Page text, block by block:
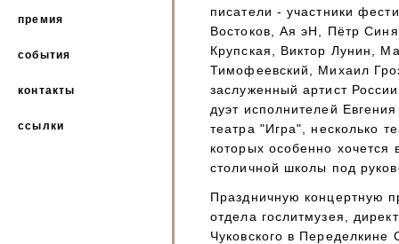
премия
события
контакты
ссылки
писатели - участники
Востоков, Ая эН, Пётр
Крупская, Виктор Лунин,
Тимофеевский, Михаил
заслуженный артист
дуэт исполнителей
театра "Игра", несколько
которых особенно хочется
столичной школы под
Праздничную концертную
отдела гослитмузея,
Чуковского в Переделкине